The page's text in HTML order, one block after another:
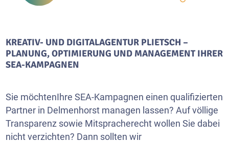
KREATIV- UND DIGITALAGENTUR PLIETSCH –
PLANUNG, OPTIMIERUNG UND MANAGEMENT IHRER
SEA-KAMPAGNEN
Sie möchtenIhre SEA-Kampagnen einen qualifizierten
Partner in Delmenhorst managen lassen? Auf völlige
Transparenz sowie Mitspracherecht wollen Sie dabei
nicht verzichten? Dann sollten wir